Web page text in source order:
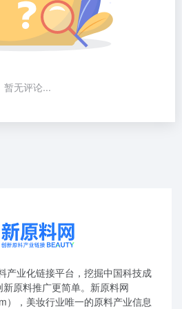
暂无评论...
产业化链接平台，挖掘中国科技成
原料推广更简单。新原料网
），美妆行业唯一的原料产业信息